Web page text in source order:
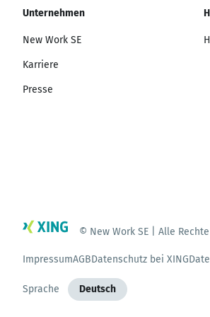
Unternehmen
New Work SE
Karriere
Presse
© New Work SE | Alle
ImpressumAGBDatenschutz bei XING
Sprache Deutsch